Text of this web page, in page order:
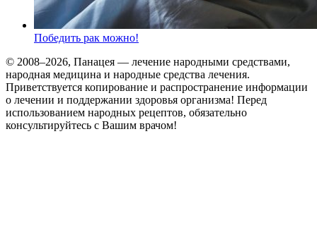
Победить рак можно!
© 2008–2026, Панацея — лечение народными средствами,
народная медицина и народные средства лечения.
Приветствуется копирование и распространение информации
о лечении и поддержании здоровья организма! Перед
использованием народных рецептов, обязательно
консультируйтесь с Вашим врачом!